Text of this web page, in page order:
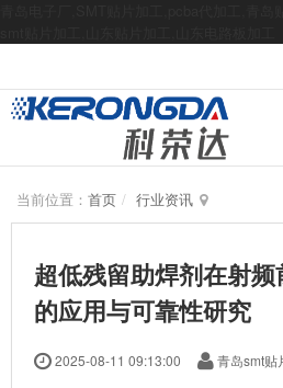
当前位置： 首页 行业资讯
超低残留助焊剂在射
的应用与可靠性研究
2025-08-11 09:13:00 青岛smt贴